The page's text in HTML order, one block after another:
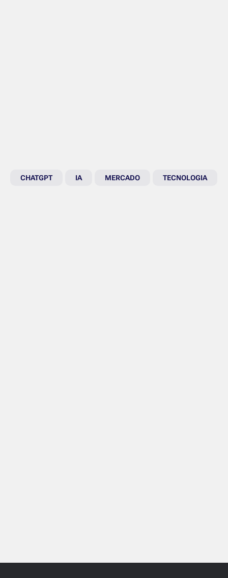
CHATGPT IA MERCADO TECNOLOGIA